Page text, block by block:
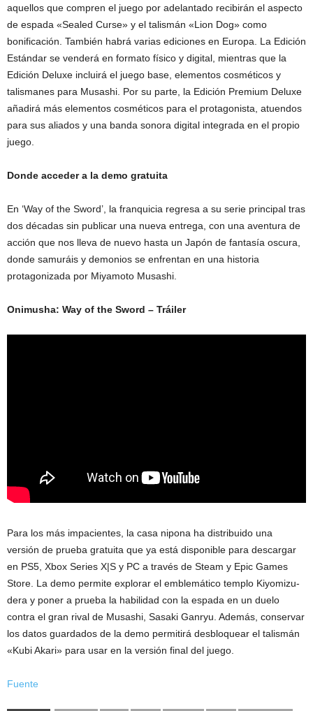
aquellos que compren el juego por adelantado recibirán el aspecto
de espada «Sealed Curse» y el talismán «Lion Dog» como
bonificación. También habrá varias ediciones en Europa. La Edición
Estándar se venderá en formato físico y digital, mientras que la
Edición Deluxe incluirá el juego base, elementos cosméticos y
talismanes para Musashi. Por su parte, la Edición Premium Deluxe
añadirá más elementos cosméticos para el protagonista, atuendos
para sus aliados y una banda sonora digital integrada en el propio
juego.
Donde acceder a la demo gratuita
En ‘Way of the Sword’, la franquicia regresa a su serie principal tras
dos décadas sin publicar una nueva entrega, con una aventura de
acción que nos lleva de nuevo hasta un Japón de fantasía oscura,
donde samuráis y demonios se enfrentan en una historia
protagonizada por Miyamoto Musashi.
Onimusha: Way of the Sword – Tráiler
Para los más impacientes, la casa nipona ha distribuido una
versión de prueba gratuita que ya está disponible para descargar
en PS5, Xbox Series X|S y PC a través de Steam y Epic Games
Store. La demo permite explorar el emblemático templo Kiyomizu-
dera y poner a prueba la habilidad con la espada en un duelo
contra el gran rival de Musashi, Sasaki Ganryu. Además, conservar
los datos guardados de la demo permitirá desbloquear el talismán
«Kubi Akari» para usar en la versión final del juego.
Fuente